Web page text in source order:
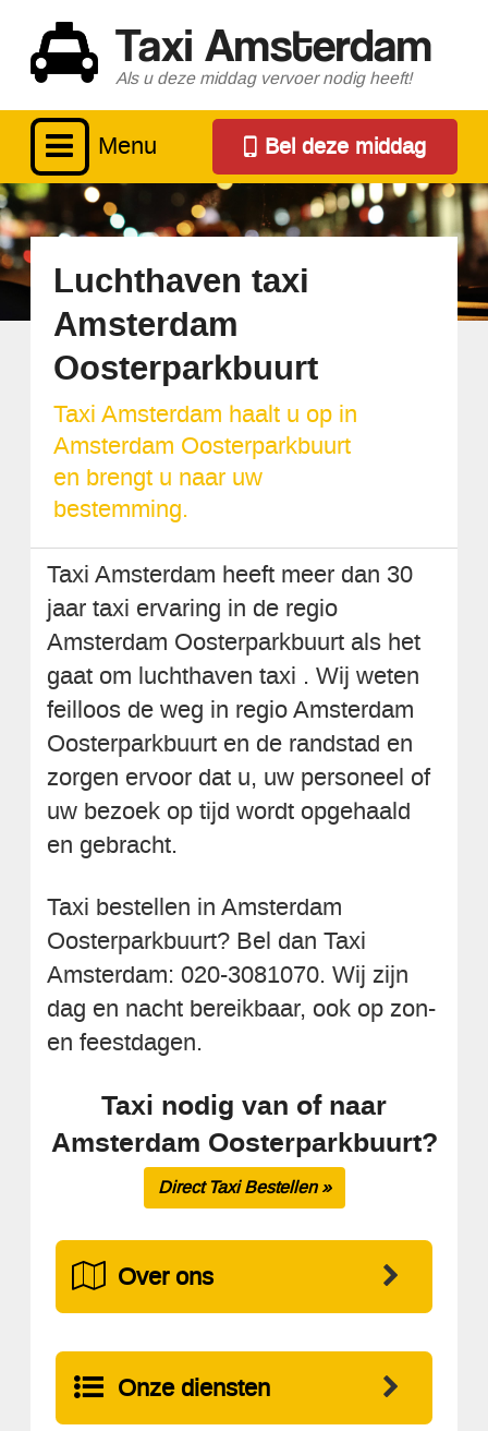
Taxi Amsterdam
Als u deze middag vervoer nodig heeft!
Menu Bel deze middag
Luchthaven taxi
Amsterdam
Oosterparkbuurt
Taxi Amsterdam haalt u op in
Amsterdam Oosterparkbuurt
en brengt u naar uw
bestemming.
Taxi Amsterdam heeft meer dan 30
jaar taxi ervaring in de regio
Amsterdam Oosterparkbuurt als het
gaat om luchthaven taxi . Wij weten
feilloos de weg in regio Amsterdam
Oosterparkbuurt en de randstad en
zorgen ervoor dat u, uw personeel of
uw bezoek op tijd wordt opgehaald
en gebracht.
Taxi bestellen in Amsterdam
Oosterparkbuurt? Bel dan Taxi
Amsterdam: 020-3081070. Wij zijn
dag en nacht bereikbaar, ook op zon-
en feestdagen.
Taxi nodig van of naar
Amsterdam Oosterparkbuurt?
Direct Taxi Bestellen »
Over ons
Onze diensten